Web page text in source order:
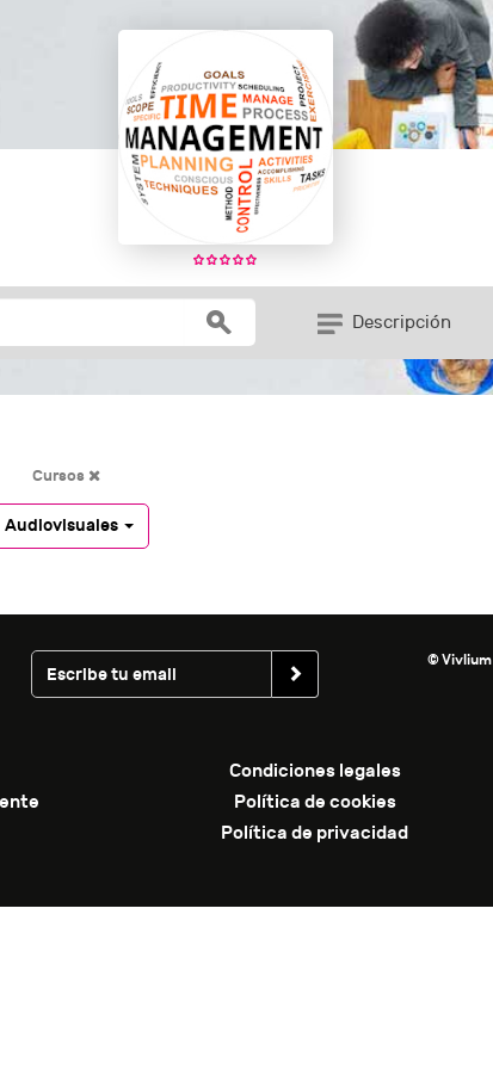
Descripción
Cursos
Audiovisuales
© Vivlium
Condiciones legales
Política de cookies
Política de privacidad